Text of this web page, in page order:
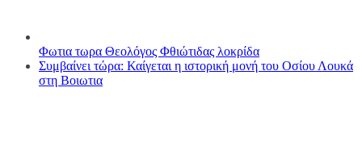
Φωτια τωρα Θεολόγος Φθιώτιδας λοκρίδα
Συμβαίνει τώρα: Καίγεται η ιστορική μονή του Οσίου Λουκά
στη Βοιωτια